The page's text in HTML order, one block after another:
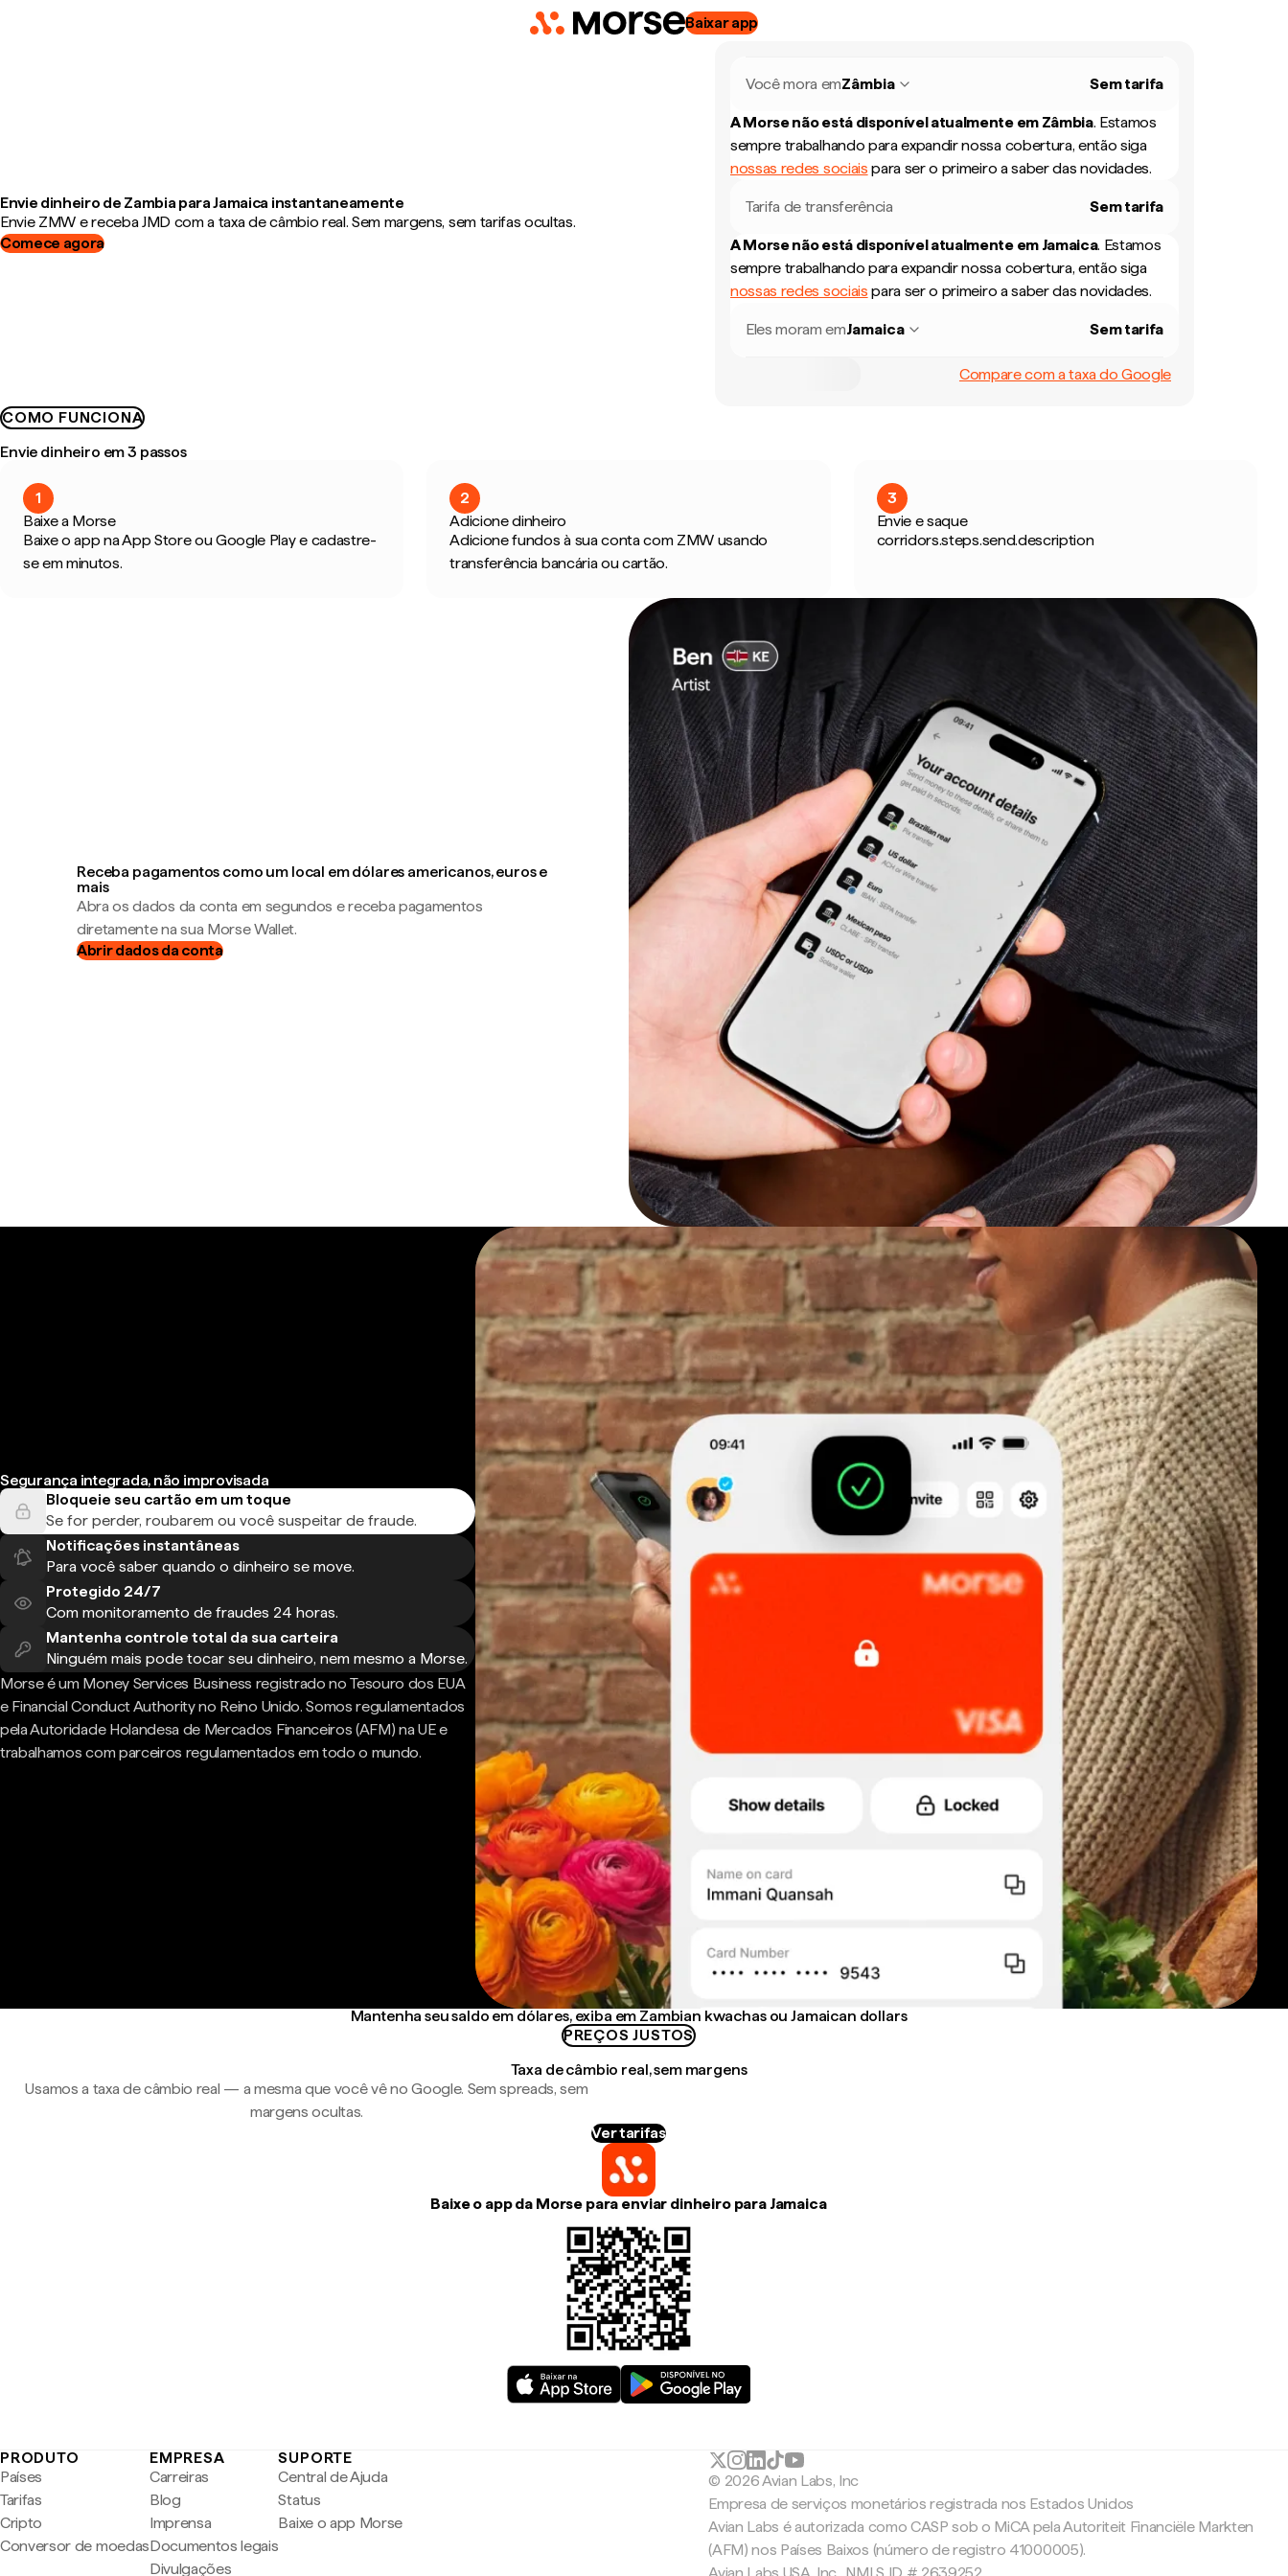
Baixar app
Envie dinheiro de Zambia para Jamaica instantaneamente
Envie ZMW e receba JMD com a taxa de câmbio real. Sem margens, sem tarifas ocultas.
Comece agora
Você mora emZâmbia Sem tarifa
A Morse não está disponível atualmente em Zâmbia. Estamos
sempre trabalhando para expandir nossa cobertura, então siga
nossas redes sociais para ser o primeiro a saber das novidades.
Tarifa de transferência Sem tarifa
A Morse não está disponível atualmente em Jamaica. Estamos
sempre trabalhando para expandir nossa cobertura, então siga
nossas redes sociais para ser o primeiro a saber das novidades.
Eles moram emJamaica Sem tarifa
Compare com a taxa do Google
COMO FUNCIONA
Envie dinheiro em 3 passos
1
Baixe a Morse
Baixe o app na App Store ou Google Play e cadastre-
se em minutos.
2
Adicione dinheiro
Adicione fundos à sua conta com ZMW usando
transferência bancária ou cartão.
3
Envie e saque
corridors.steps.send.description
Receba pagamentos como um local em dólares americanos, euros e
mais
Abra os dados da conta em segundos e receba pagamentos
diretamente na sua Morse Wallet.
Abrir dados da conta
Segurança integrada, não improvisada
Bloqueie seu cartão em um toque
Se for perder, roubarem ou você suspeitar de fraude.
Notificações instantâneas
Para você saber quando o dinheiro se move.
Protegido 24/7
Com monitoramento de fraudes 24 horas.
Mantenha controle total da sua carteira
Ninguém mais pode tocar seu dinheiro, nem mesmo a Morse.
Morse é um Money Services Business registrado no Tesouro dos EUA
e Financial Conduct Authority no Reino Unido. Somos regulamentados
pela Autoridade Holandesa de Mercados Financeiros (AFM) na UE e
trabalhamos com parceiros regulamentados em todo o mundo.
Mantenha seu saldo em dólares, exiba em Zambian kwachas ou Jamaican dollars
PREÇOS JUSTOS
Taxa de câmbio real, sem margens
Usamos a taxa de câmbio real — a mesma que você vê no Google. Sem spreads, sem
margens ocultas.
Ver tarifas
Baixe o app da Morse para enviar dinheiro para Jamaica
PRODUTO
Países
Tarifas
Cripto
Conversor de moedas
EMPRESA
Carreiras
Blog
Imprensa
Documentos legais
Divulgações
SUPORTE
Central de Ajuda
Status
Baixe o app Morse
© 2026 Avian Labs, Inc
Empresa de serviços monetários registrada nos Estados Unidos
Avian Labs é autorizada como CASP sob o MiCA pela Autoriteit Financiële Markten
(AFM) nos Países Baixos (número de registro 41000005).